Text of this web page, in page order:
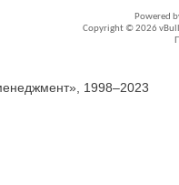
Powered
Copyright © 2026
1998–2023